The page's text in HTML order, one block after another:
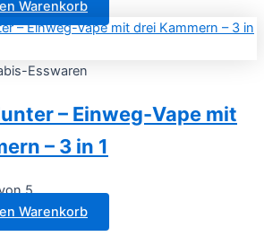
Warenkorb
Esswaren
– Einweg-Vape mit
– 3 in 1
5
Warenkorb